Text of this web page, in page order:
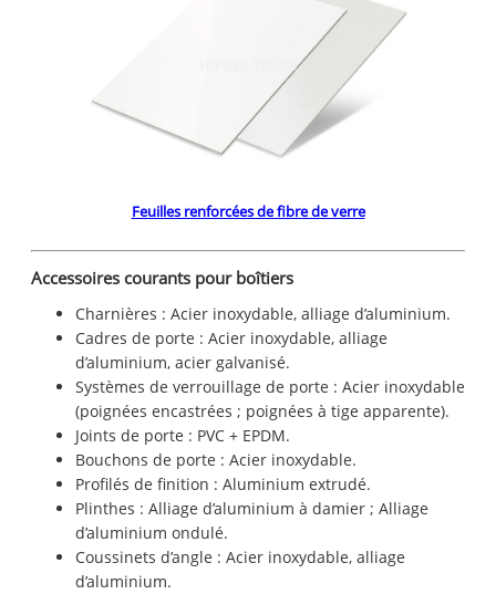
Feuilles renforcées de fibre de verre
Accessoires courants pour boîtiers
Charnières : Acier inoxydable, alliage d’aluminium.
Cadres de porte : Acier inoxydable, alliage
d’aluminium, acier galvanisé.
Systèmes de verrouillage de porte : Acier inoxydable
(poignées encastrées ; poignées à tige apparente).
Joints de porte : PVC + EPDM.
Bouchons de porte : Acier inoxydable.
Profilés de finition : Aluminium extrudé.
Plinthes : Alliage d’aluminium à damier ; Alliage
d’aluminium ondulé.
Coussinets d’angle : Acier inoxydable, alliage
d’aluminium.